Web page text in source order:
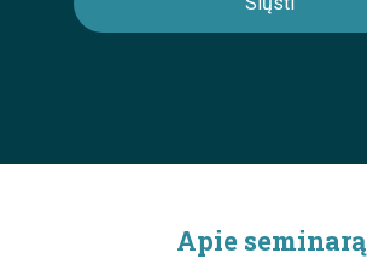
Apie seminarą